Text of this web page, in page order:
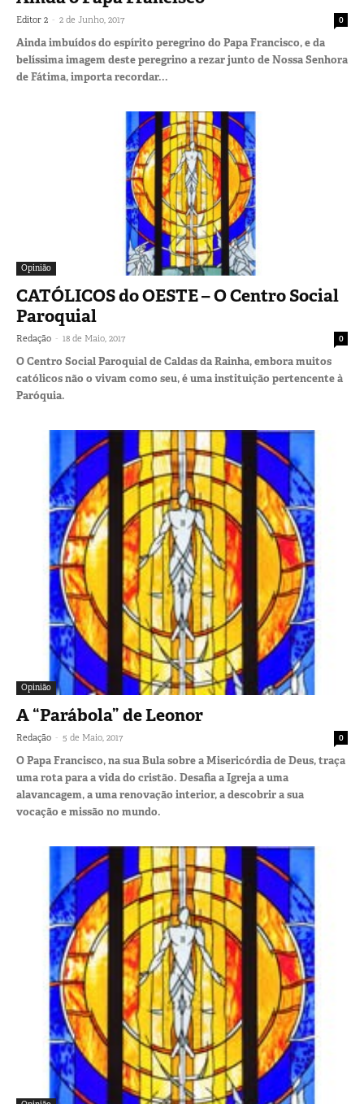
Editor 2 - 2 de Junho, 2017 0
Ainda imbuídos do espírito peregrino do Papa Francisco, e da
belíssima imagem deste peregrino a rezar junto de Nossa Senhora
de Fátima, importa recordar...
Opinião
CATÓLICOS do OESTE – O Centro Social
Paroquial
Redação - 18 de Maio, 2017 0
O Centro Social Paroquial de Caldas da Rainha, embora muitos
católicos não o vivam como seu, é uma instituição pertencente à
Paróquia.
Opinião
A “Parábola” de Leonor
Redação - 5 de Maio, 2017 0
O Papa Francisco, na sua Bula sobre a Misericórdia de Deus, traça
uma rota para a vida do cristão. Desafia a Igreja a uma
alavancagem, a uma renovação interior, a descobrir a sua
vocação e missão no mundo.